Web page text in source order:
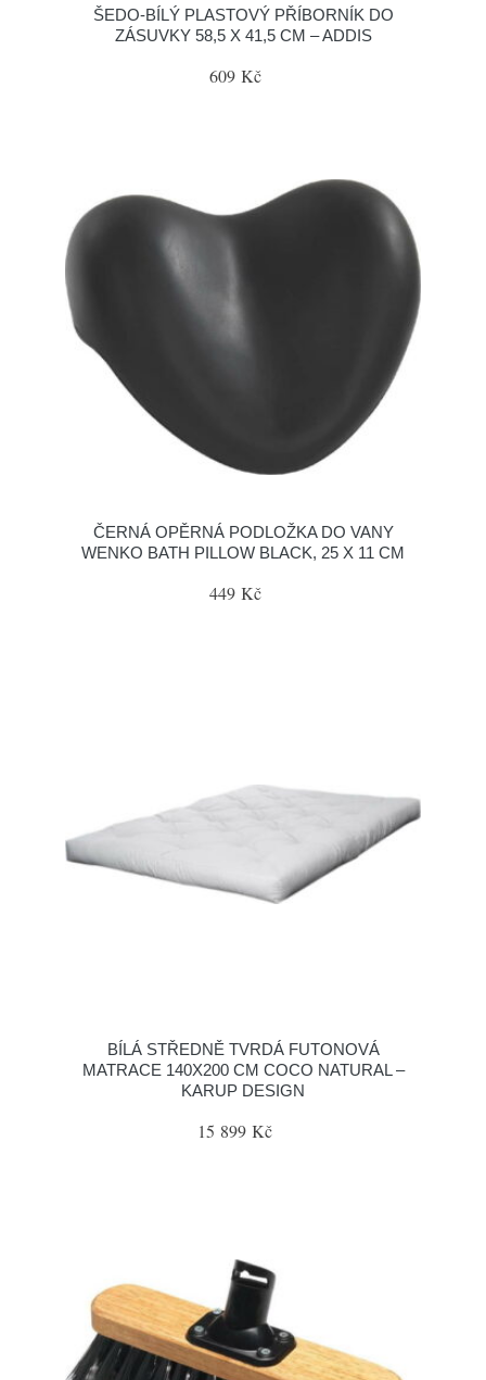
ŠEDO-BÍLÝ PLASTOVÝ PŘÍBORNÍK DO
ZÁSUVKY 58,5 X 41,5 CM – ADDIS
609 Kč
ČERNÁ OPĚRNÁ PODLOŽKA DO VANY
WENKO BATH PILLOW BLACK, 25 X 11 CM
449 Kč
BÍLÁ STŘEDNĚ TVRDÁ FUTONOVÁ
MATRACE 140X200 CM COCO NATURAL –
KARUP DESIGN
15 899 Kč